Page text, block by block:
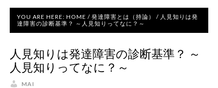
YOU ARE HERE: HOME / 発達障害とは（持論） / 人見知りは発
達障害の診断基準？ ～人見知りってなに？～
人見知りは発達障害の診断基準？ ～
人見知りってなに？～
MAI